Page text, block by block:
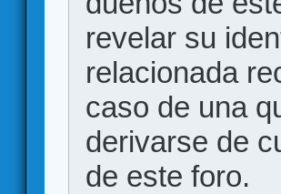
revelar su
relacionada
caso de una
derivarse de
de este foro.